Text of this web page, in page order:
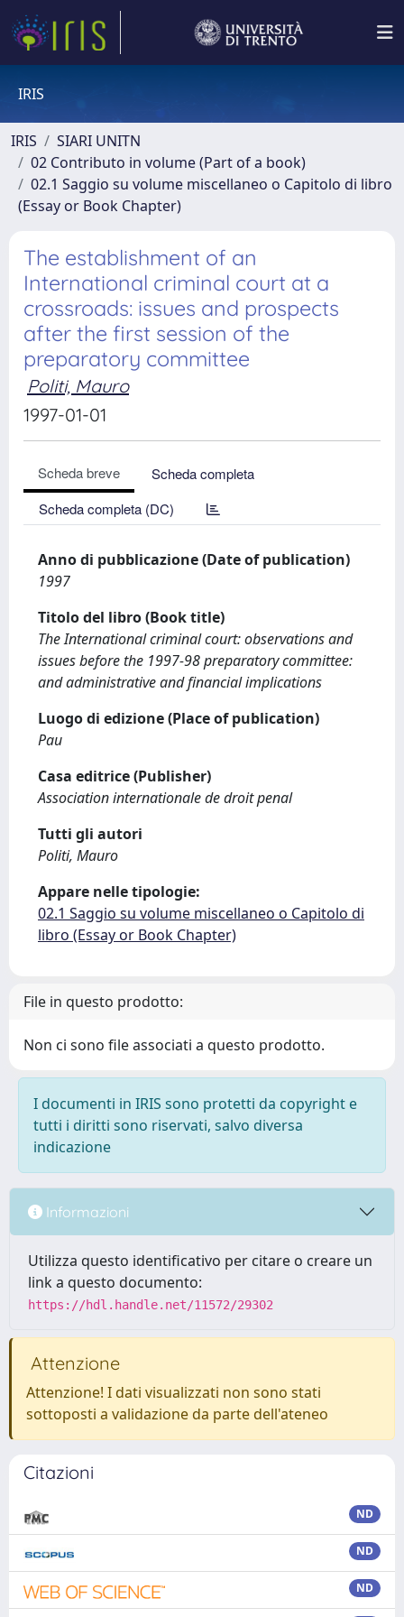
IRIS
IRIS
SIARI UNITN
02 Contributo in volume (Part of a book)
02.1 Saggio su volume miscellaneo o Capitolo di libro
(Essay or Book Chapter)
The establishment of an
International criminal court at a
crossroads: issues and prospects
after the first session of the
preparatory committee
Politi, Mauro
1997-01-01
Scheda breve
Scheda completa
Scheda completa (DC)
Anno di pubblicazione (Date of publication)
1997
Titolo del libro (Book title)
The International criminal court: observations and
issues before the 1997-98 preparatory committee:
and administrative and financial implications
Luogo di edizione (Place of publication)
Pau
Casa editrice (Publisher)
Association internationale de droit penal
Tutti gli autori
Politi, Mauro
Appare nelle tipologie:
02.1 Saggio su volume miscellaneo o Capitolo di
libro (Essay or Book Chapter)
File in questo prodotto:
Non ci sono file associati a questo prodotto.
I documenti in IRIS sono protetti da copyright e
tutti i diritti sono riservati, salvo diversa
indicazione
Informazioni
Utilizza questo identificativo per citare o creare un
link a questo documento:
https://hdl.handle.net/11572/29302
Attenzione
Attenzione! I dati visualizzati non sono stati
sottoposti a validazione da parte dell'ateneo
Citazioni
ND
ND
ND